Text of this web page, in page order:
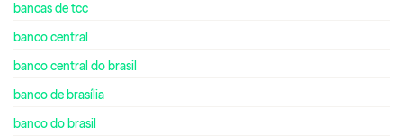
bancas de tcc
banco central
banco central do brasil
banco de brasília
banco do brasil